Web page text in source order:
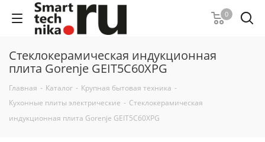
0
Стеклокерамическая индукционная
плита Gorenje GEIT5C60XPG
Главная - Каталог - Крупная бытовая техника -
Кухонные плиты электрические - Стеклокерамическая
индукционная плита Gorenje GEIT5C60XPG